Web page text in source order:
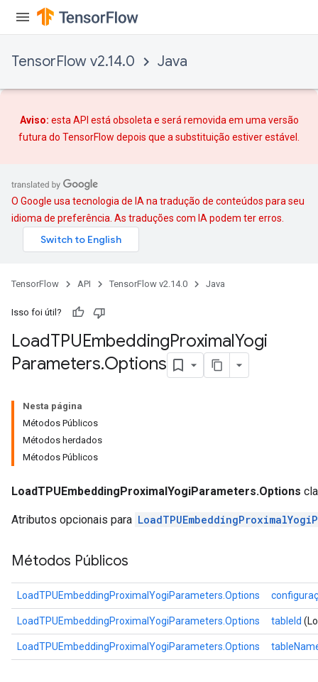
TensorFlow v2.14.0 Java
Aviso: esta API está obsoleta e será removida em uma versão
futura do TensorFlow depois que a substituição estiver estável.
O Google usa tecnologia de IA na tradução de conteúdos para seu
idioma de preferência. As traduções com IA podem ter erros.
TensorFlow API TensorFlow v2.14.0 Java
Isso foi útil?
LoadTPUEmbeddingProximalYogi
Parameters.Options
Nesta página
Métodos Públicos
Métodos herdados
Métodos Públicos
LoadTPUEmbeddingProximalYogiParameters.Options
Atributos opcionais para
Métodos Públicos
LoadTPUEmbeddingProximalYogiParameters.Options
LoadTPUEmbeddingProximalYogiParameters.Options tableId
LoadTPUEmbeddingProximalYogiParameters.Options